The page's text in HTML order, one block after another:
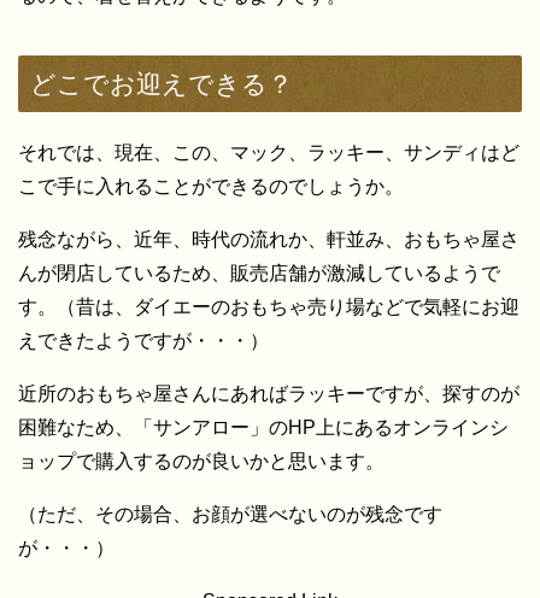
どこでお迎えできる？
それでは、現在、この、マック、ラッキー、サンディはど
こで手に入れることができるのでしょうか。
残念ながら、近年、時代の流れか、軒並み、おもちゃ屋さ
んが閉店しているため、販売店舗が激減しているようで
す。（昔は、ダイエーのおもちゃ売り場などで気軽にお迎
えできたようですが・・・）
近所のおもちゃ屋さんにあればラッキーですが、探すのが
困難なため、「サンアロー」のHP上にあるオンラインシ
ョップで購入するのが良いかと思います。
（ただ、その場合、お顔が選べないのが残念です
が・・・）